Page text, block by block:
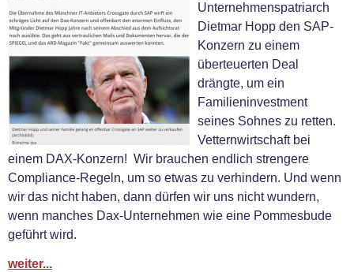
Unternehmenspatriarch
Dietmar Hopp den SAP-
Konzern zu einem
überteuerten Deal
drängte, um ein
Familieninvestment
seines Sohnes zu retten.
Vetternwirtschaft bei
einem DAX-Konzern! Wir brauchen endlich strengere
Compliance-Regeln, um so etwas zu verhindern. Und wenn
wir das nicht haben, dann dürfen wir uns nicht wundern,
wenn manches Dax-Unternehmen wie eine Pommesbude
geführt wird.
weiter...